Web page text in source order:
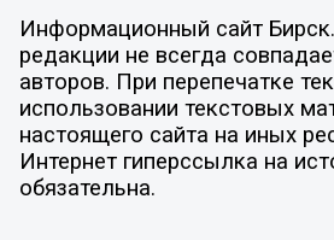
Информационный сайт
редакции не всегда
авторов. При перепечатке
использовании текстовых
настоящего сайта на иных
Интернет гиперссылка на
обязательна.